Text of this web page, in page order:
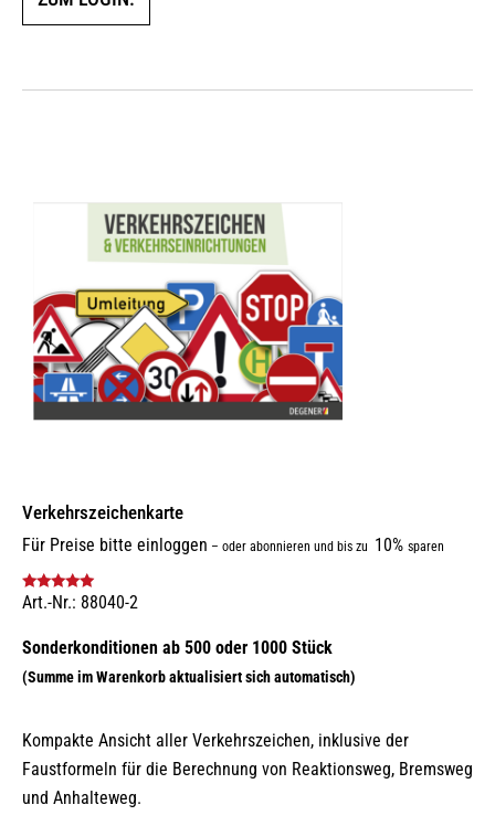
Verkehrszeichenkarte
Für Preise bitte einloggen – oder abonnieren und bis zu 10% sparen
Bewertet mit
Art.-Nr.: 88040-2
Kompakte Ansicht aller Verkehrszeichen, inklusive der
Faustformeln für die Berechnung von Reaktionsweg, Bremsweg
und Anhalteweg.